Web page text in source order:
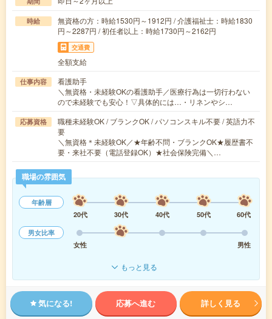
時給
無資格の方：時給1530円～1912円 / 介護福祉士：時給1830
円～2287円 / 初任者以上：時給1730円～2162円
交通費
全額支給
仕事内容
看護助手
＼無資格・未経験OKの看護助手／医療行為は一切行わない
ので未経験でも安心！▽具体的には…・リネンやシ…
応募資格
職種未経験OK / ブランクOK / パソコンスキル不要 / 英語力不
要
＼無資格＊未経験OK／★年齢不問・ブランクOK★履歴書不
要・来社不要（電話登録OK）★社会保険完備＼…
職場の雰囲気
年齢層
20代
30代 40代 50代
60代
男女比率
女性
男性
もっと見る
気になる! 応募へ進む 詳しく見る